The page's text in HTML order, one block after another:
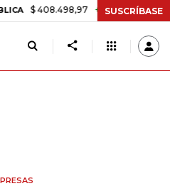
408.498,97 +$ 8.753,81 +2,19%
SUSCRÍBASE